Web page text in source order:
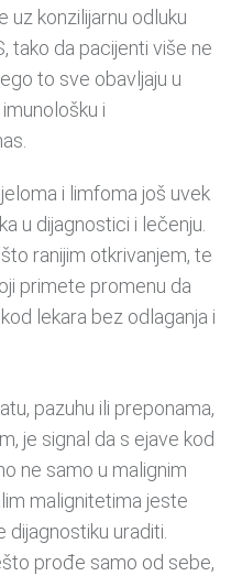
uz konzilijarnu odluku
tako da pacijenti više ne
to sve obavljaju u
i
i limfoma još uvek
u dijagnostici i lečenju.
ranijim otkrivanjem, te
primete promenu da
lekara bez odlaganja i
pazuhu ili preponama,
je signal da s ejave kod
ne samo u malignim
malignitetima jeste
uraditi.
prođe samo od sebe,